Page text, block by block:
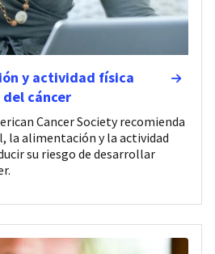
y actividad física
cáncer
Cancer Society recomienda
la alimentación y la actividad
su riesgo de desarrollar